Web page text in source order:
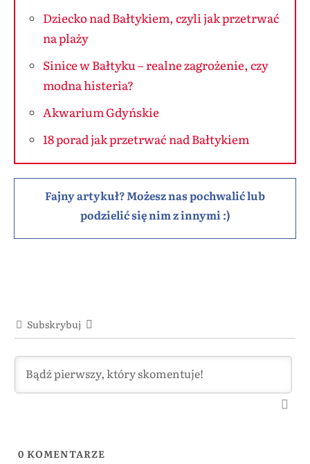
Dziecko nad Bałtykiem, czyli jak przetrwać
na plaży
Sinice w Bałtyku – realne zagrożenie, czy
modna histeria?
Akwarium Gdyńskie
18 porad jak przetrwać nad Bałtykiem
Fajny artykuł? Możesz nas pochwalić lub
podzielić się nim z innymi :)
Subskrybuj
0 KOMENTARZE